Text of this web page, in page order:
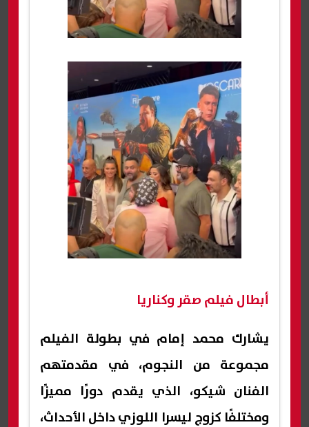
أبطال فيلم صقر وكناريا
يشارك محمد إمام في بطولة الفيلم
مجموعة من النجوم، في مقدمتهم
الفنان شيكو، الذي يقدم دورًا مميزًا
ومختلفًا كزوج ليسرا اللوزي داخل الأحداث،